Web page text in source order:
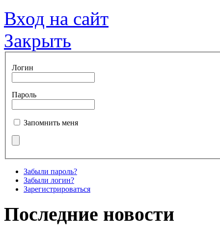
Вход на сайт
Закрыть
Логин
Пароль
Запомнить меня
Забыли пароль?
Забыли логин?
Зарегистрироваться
Последние новости